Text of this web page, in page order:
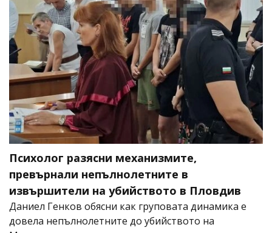
Психолог разясни механизмите,
превърнали непълнолетните в
извършители на убийството в Пловдив
Даниел Генков обясни как груповата динамика е
довела непълнолетните до убийството на